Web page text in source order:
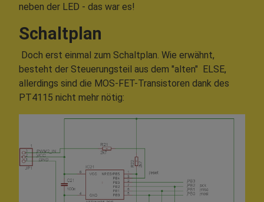
neben der LED - das war es!
Schaltplan
Doch erst einmal zum Schaltplan. Wie erwähnt,
besteht der Steuerungsteil aus dem "alten" ELSE,
allerdings sind die MOS-FET-Transistoren dank des
PT4115 nicht mehr nötig: